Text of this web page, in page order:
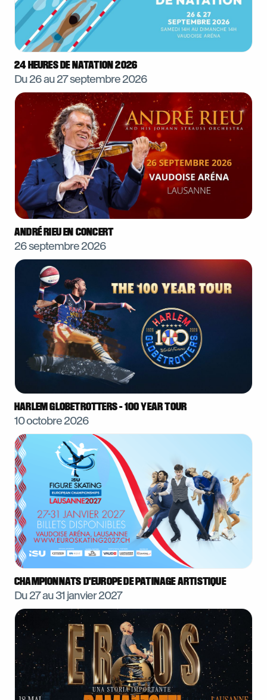
24 HEURES DE NATATION 2026
Du 26 au27 septembre 2026
ANDRÉ RIEU EN CONCERT
26 septembre 2026
HARLEM GLOBETROTTERS - 100 YEAR TOUR
10 octobre 2026
CHAMPIONNATS D'EUROPE DE PATINAGE ARTISTIQUE
Du 27 au31 janvier 2027